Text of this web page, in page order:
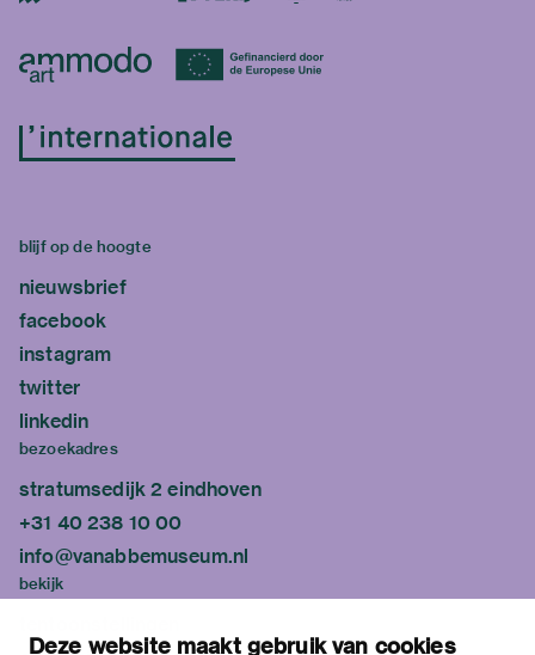
Deze website maakt gebruik van cookies
blijf op de hoogte
nieuwsbrief
facebook
instagram
twitter
linkedin
bezoekadres
stratumsedijk 2 eindhoven
+31 40 238 10 00
info@vanabbemuseum.nl
bekijk